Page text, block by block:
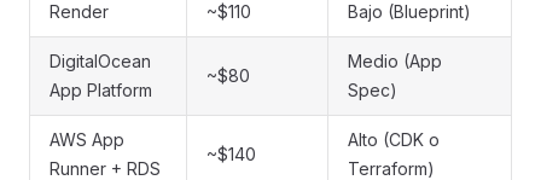
Render ~$110 Bajo (Blueprint)
DigitalOcean
App Platform
~$80
Medio (App
Spec)
AWS App
Runner + RDS
~$140
Alto (CDK o
Terraform)